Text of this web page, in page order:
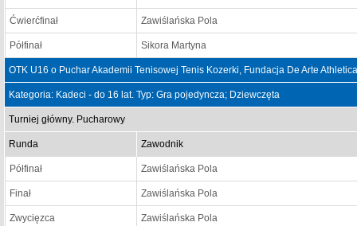
Ćwierćfinał Zawiślańska Pola
Półfinał Sikora Martyna
OTK U16 o Puchar Akademii Tenisowej Tenis Kozerki, Fundacja De Arte
Kategoria: Kadeci - do 16 lat. Typ: Gra pojedyncza; Dziewczęta
Turniej główny. Pucharowy
Runda Zawodnik
Półfinał Zawiślańska Pola
Finał Zawiślańska Pola
Zwycięzca Zawiślańska Pola